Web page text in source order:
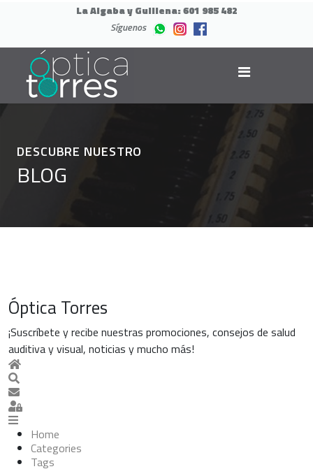
La Algaba y Guillena:601 985 482
Síguenos
DESCUBRE NUESTRO
BLOG
Óptica Torres
¡Suscríbete y recibe nuestras promociones, consejos de salud
auditiva y visual, noticias y mucho más!
Home
Search
Suscribirse a las actualizaciones
Sign In
Home
Categories
Tags